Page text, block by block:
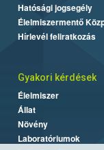
Hatósági jogsegély
Élelmiszermentő
Hírlevél feliratkozás
Gyakori kérdések
Élelmiszer
Állat
Növény
Laboratóriumok